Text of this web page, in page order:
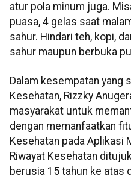
atur pola minum juga.
puasa, 4 gelas saat
sahur. Hindari teh, kopi,
sahur maupun berbuka
Dalam kesempatan yang
Kesehatan, Rizzky
masyarakat untuk
dengan memanfaatkan
Kesehatan pada Aplikasi
Riwayat Kesehatan
berusia 15 tahun ke atas